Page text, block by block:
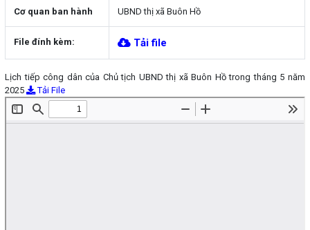
Cơ quan ban hành UBND thị xã Buôn Hồ
File đính kèm: Tải file
Lịch tiếp công dân của Chủ tịch UBND thị xã Buôn Hồ trong tháng 5 năm
2025
Tải File